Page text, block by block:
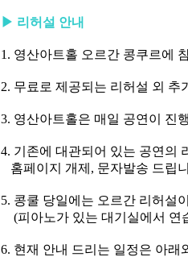
▶ 리허설 안내
1. 영산아트홀 오르간 콩쿠르에
2. 무료로 제공되는 리허설 외 추
3. 영산아트홀은 매일 공연이 진
4. 기존에 대관되어 있는 공연의
홈페이지 개제 , 문자발송 드립
5. 콩쿨 당일에는 오르간 리허설
(피아노가 있는 대기실에서 연
6. 현재 안내 드리는 일정은 아래